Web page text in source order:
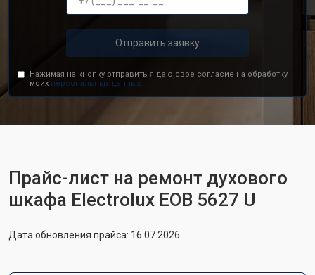
Отправить заявку
Нажимая на кнопку отправить я даю свое согласие на обработку
моих персональных данных.
Прайс-лист на ремонт духового
шкафа Electrolux EOB 5627 U
Дата обновления прайса: 16.07.2026